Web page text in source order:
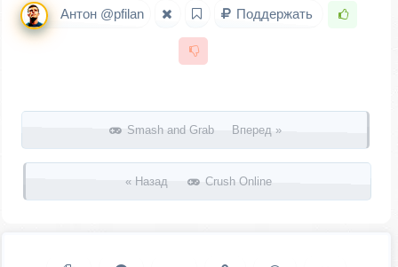
Антон @pfilan Поддержать
Запись навигация
Smash and Grab Вперед »
« Назад Crush Online